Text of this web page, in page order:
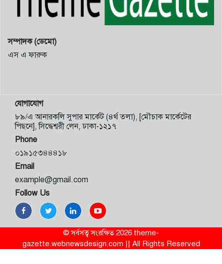
সম্পাদক (ডেমো)
এস এ ফারুক
যোগাযোগ
৮৯/এ আনারকলি সুপার মার্কেট (৪র্থ তলা), [মৌচাক মার্কেটের
পিছনে], সিদ্ধেশ্বরী লেন, ঢাকা-১২১৭
Phone
০১৯১৫৩৪৪৪১৮
Email
example@gmail.com
Follow Us
© সর্বসত্ব সংরক্ষিত 2026 theme-
gazette.webnewsdesign.com || All Rights Reserved